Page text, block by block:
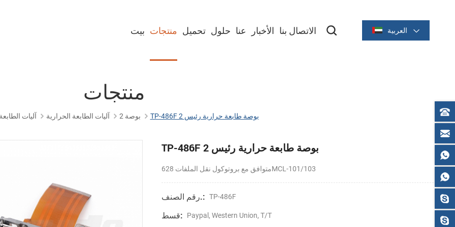
العربية بيت منتجات تحميل حلول عنا الأخبار الاتصال بنا
منتجات
آليات الطابعة آليات الطابعة الحرارية 2 بوصة TP-486F 2 بوصة طابعة حرارية رئيس
TP-486F 2 بوصة طابعة حرارية رئيس
متوافق مع بروتوكول نقل الملفات 628MCL-101/103
رقم الصنف.: TP-486F
قسط: Paypal, Western Union, T/T